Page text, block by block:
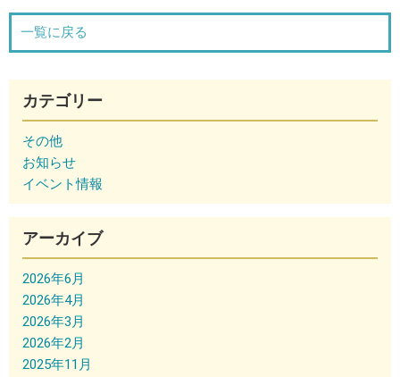
一覧に戻る
カテゴリー
その他
お知らせ
イベント情報
アーカイブ
2026年6月
2026年4月
2026年3月
2026年2月
2025年11月